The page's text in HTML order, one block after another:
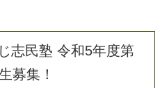
志民塾 令和5年度第
募集！